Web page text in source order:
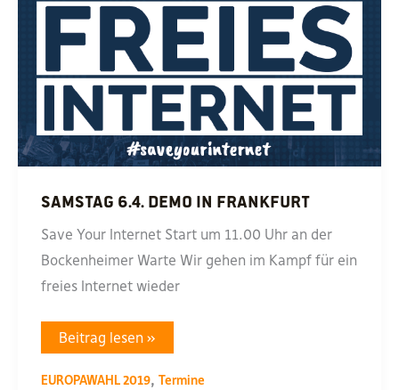
Samstag 6.4. Demo in Frankfurt
Save Your Internet Start um 11.00 Uhr an der
Bockenheimer Warte Wir gehen im Kampf für ein
freies Internet wieder
Samstag
6.4.
in
Beitrag lesen »
EUROPAWAHL 2019, Termine